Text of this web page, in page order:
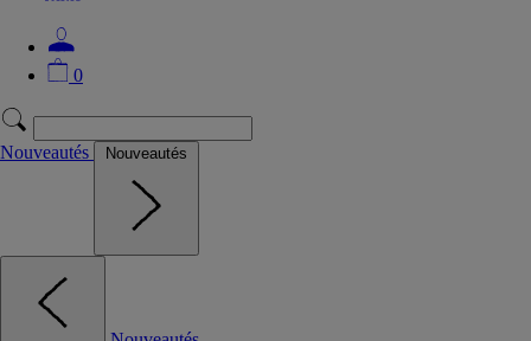
0
Nouveautés Nouveautés